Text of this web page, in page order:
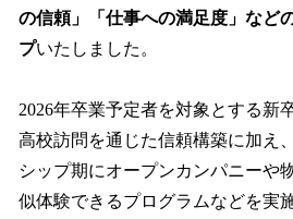
の信頼」「仕事への満足度」など
プいたしました。
2026年卒業予定者を対象とする新
高校訪問を通じた信頼構築に加え
シップ期にオープンカンパニーや
似体験できるプログラムなどを実施